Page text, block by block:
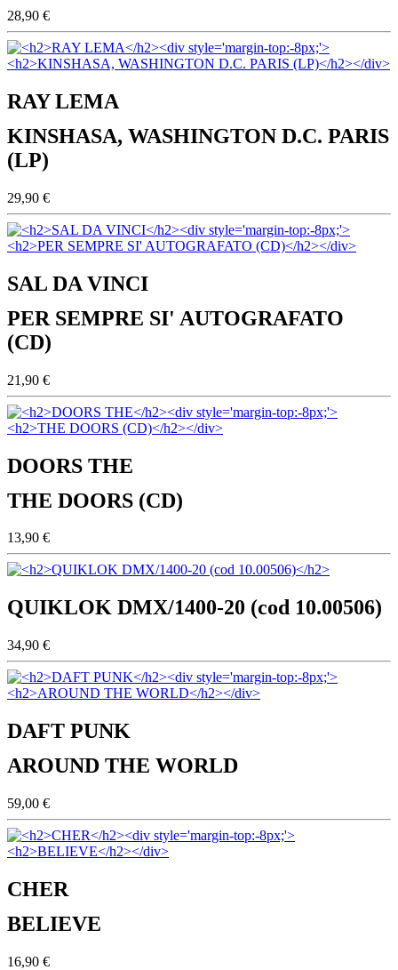
28,90 €
RAY LEMA
KINSHASA, WASHINGTON D.C. PARIS
(LP)
29,90 €
SAL DA VINCI
PER SEMPRE SI' AUTOGRAFATO
(CD)
21,90 €
DOORS THE
THE DOORS (CD)
13,90 €
QUIKLOK DMX/1400-20 (cod 10.00506)
34,90 €
DAFT PUNK
AROUND THE WORLD
59,00 €
CHER
BELIEVE
16,90 €